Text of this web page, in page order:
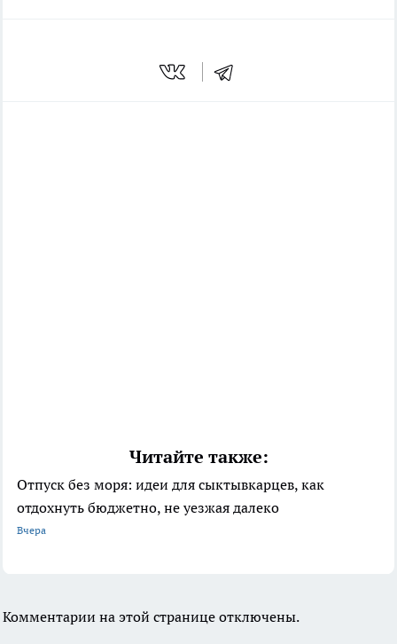
Читайте также:
Отпуск без моря: идеи для сыктывкарцев, как
отдохнуть бюджетно, не уезжая далеко
Вчера
Комментарии на этой странице отключены.